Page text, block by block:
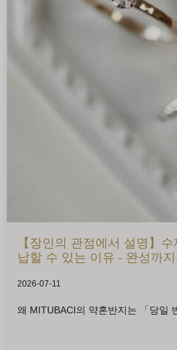
【장인의 관점에서 설명】
납할 수 있는 이유 - 완성까
2026-07-11
왜 MITUBACI의 약혼반지는 「당일